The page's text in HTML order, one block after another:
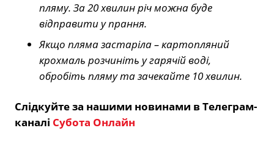
пляму. За 20 хвилин річ можна буде
відправити у прання.
Якщо пляма застаріла – картопляний
крохмаль розчиніть у гарячій воді,
обробіть пляму та зачекайте 10 хвилин.
Слідкуйте за нашими новинами в Телеграм-
каналі Субота Онлайн